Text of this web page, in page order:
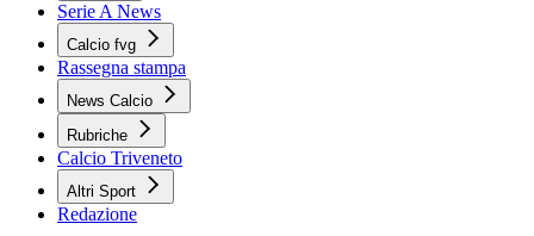
Serie A News
Calcio fvg
Rassegna stampa
News Calcio
Rubriche
Calcio Triveneto
Altri Sport
Redazione